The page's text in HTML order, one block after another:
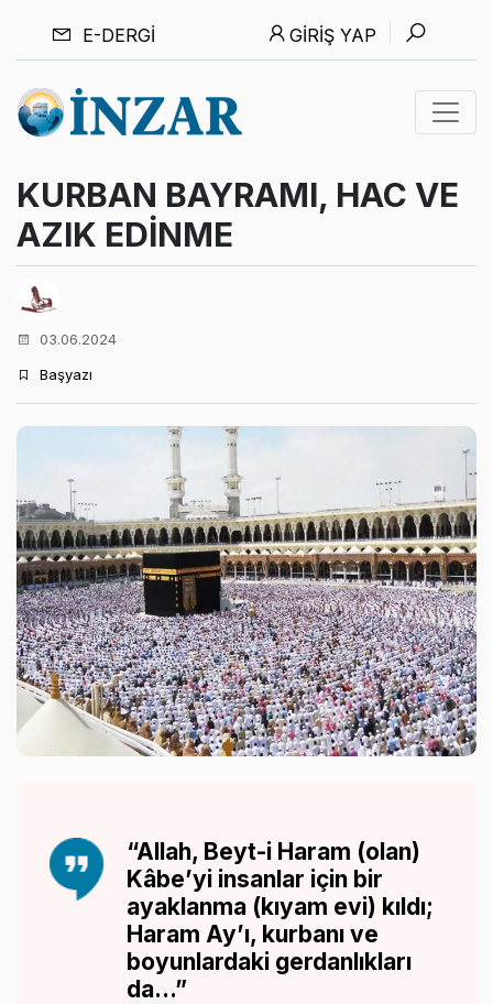
E-DERGI GIRIŞ YAP
KURBAN BAYRAMI, HAC VE
AZIK EDİNME
03.06.2024
Başyazı
“Allah, Beyt-i Haram (olan)
Kâbe’yi insanlar için bir
ayaklanma (kıyam evi) kıldı;
Haram Ay’ı, kurbanı ve
boyunlardaki gerdanlıkları
da...”